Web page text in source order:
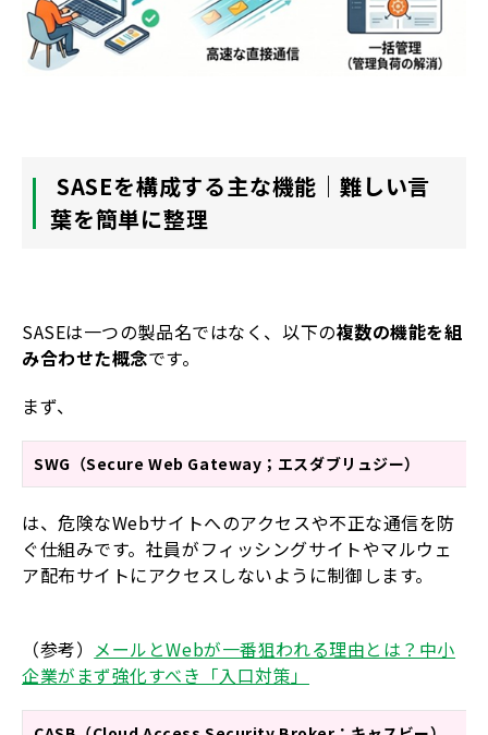
SASEを構成する主な機能｜難しい言
葉を簡単に整理
SASEは一つの製品名ではなく、以下の複数の機能を組
み合わせた概念です。
まず、
SWG（Secure Web Gateway；エスダブリュジー）
は、危険なWebサイトへのアクセスや不正な通信を防
ぐ仕組みです。社員がフィッシングサイトやマルウェ
ア配布サイトにアクセスしないように制御します。
（参考） メールとWebが一番狙われる理由とは？中小
企業がまず強化すべき「入口対策」